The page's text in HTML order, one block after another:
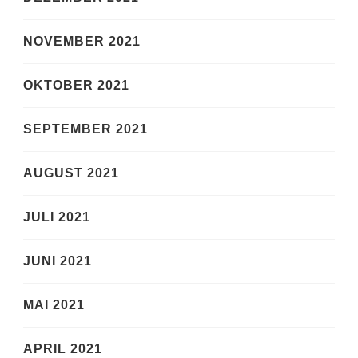
NOVEMBER 2021
OKTOBER 2021
SEPTEMBER 2021
AUGUST 2021
JULI 2021
JUNI 2021
MAI 2021
APRIL 2021